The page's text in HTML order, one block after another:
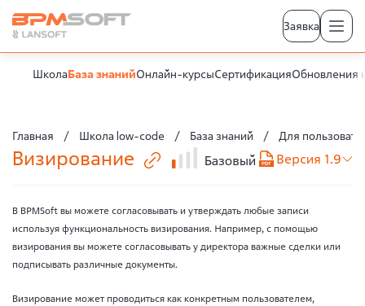
Заявка
ШколаБаза знанийОнлайн-курсыСертификацияОбновления
Главная Школа low-code База знаний Для
Визирование Базовый Версия 1.9
В BPMSoft вы можете согласовывать и утверждать любые записи
используя функциональность визирования. Например, с помощью
визирования вы можете согласовывать у директора важные сделки или
подписывать различные документы.
Визирование может проводиться как конкретным пользователем,